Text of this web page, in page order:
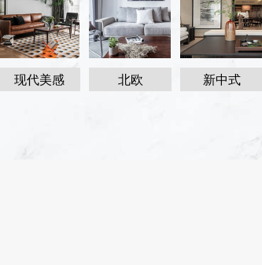
现代美感 北欧 新中式